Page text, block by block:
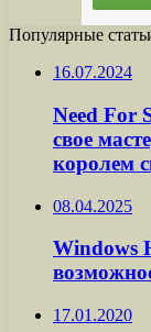
Популярные
16.07.2024
Need For
свое
королем
08.04.2025
Windows
17.01.2020